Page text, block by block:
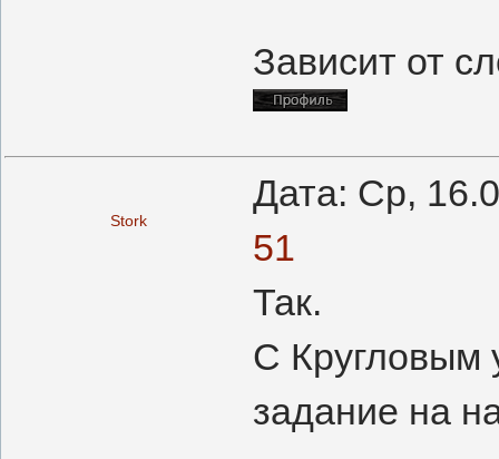
Зависит от
Stork
Дата: Ср,
51
Так.
С Кругловым
задание на